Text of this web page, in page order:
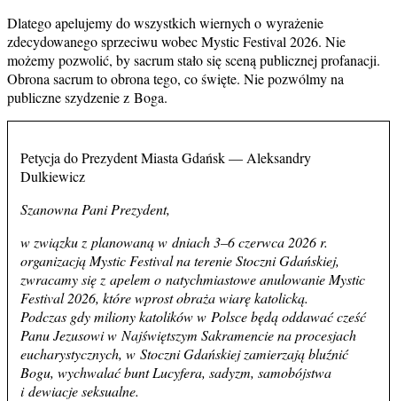
Dlatego apelujemy do wszystkich wiernych o wyrażenie
zdecydowanego sprzeciwu wobec Mystic Festival 2026. Nie
możemy pozwolić, by sacrum stało się sceną publicznej profanacji.
Obrona sacrum to obrona tego, co święte. Nie pozwólmy na
publiczne szydzenie z Boga.
Petycja do Prezydent Miasta Gdańsk — Aleksandry
Dulkiewicz
Szanowna Pani Prezydent,
w związku z planowaną w dniach 3–6 czerwca 2026 r.
organizacją Mystic Festival na terenie Stoczni Gdańskiej,
zwracamy się z apelem o natychmiastowe anulowanie Mystic
Festival 2026, które wprost obraża wiarę katolicką.
Podczas gdy miliony katolików w Polsce będą oddawać cześć
Panu Jezusowi w Najświętszym Sakramencie na procesjach
eucharystycznych, w Stoczni Gdańskiej zamierzają bluźnić
Bogu, wychwalać bunt Lucyfera, sadyzm, samobójstwa
i dewiacje seksualne.